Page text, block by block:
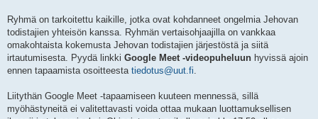
Ryhmä on tarkoitettu kaikille, jotka ovat kohdanneet ongelmia Jehovan
todistajien yhteisön kanssa. Ryhmän vertaisohjaajilla on vankkaa
omakohtaista kokemusta Jehovan todistajien järjestöstä ja siitä
irtautumisesta. Pyydä linkki Google Meet -videopuheluun hyvissä ajoin
ennen tapaamista osoitteesta tiedotus@uut.fi
Liitythän Google Meet -tapaamiseen kuuteen mennessä, sillä
myöhästyneitä ei valitettavasti voida ottaa mukaan luottamuksellisen